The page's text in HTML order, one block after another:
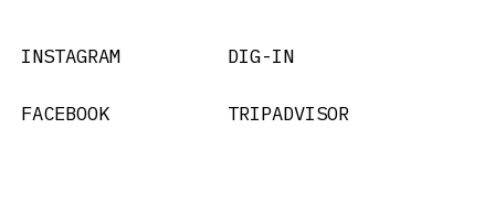
INSTAGRAM DIG-IN
FACEBOOK TRIPADVISOR